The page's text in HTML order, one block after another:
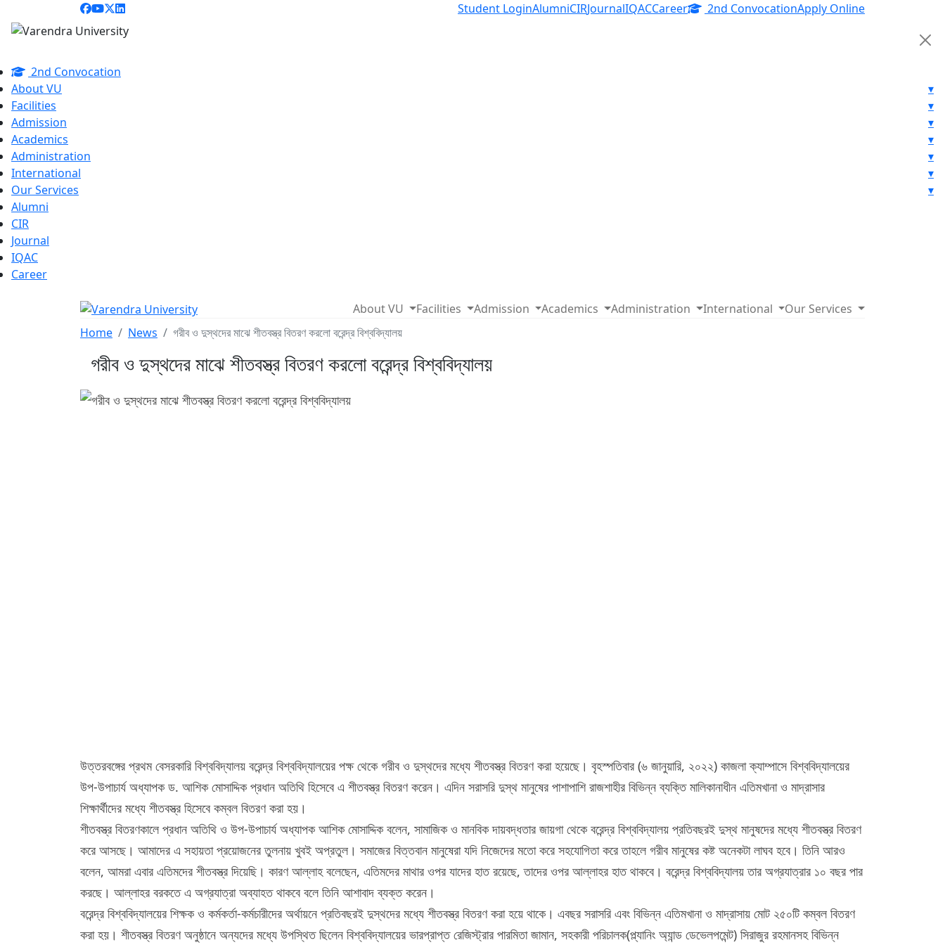
Student LoginAlumniCIRJournalIQACCareer 2nd ConvocationApply Online
2nd Convocation
About VU
▾
Facilities
▾
Admission
▾
Academics
▾
Administration
▾
International
▾
Our Services
▾
Alumni
CIR
Journal
IQAC
Career
About VU Facilities Admission Academics Administration International
Our Services
Home
News গরীব ও দুস্থদের মাঝে শীতবস্ত্র বিতরণ করলো বরেন্দ্র বিশ্ববিদ্যালয়
গরীব ও দুস্থদের মাঝে শীতবস্ত্র বিতরণ করলো বরেন্দ্র বিশ্ববিদ্যালয়
উত্তরবঙ্গের প্রথম বেসরকারি বিশ্ববিদ্যালয় বরেন্দ্র বিশ্ববিদ্যালয়ের পক্ষ থেকে গরীব ও দুস্থদের মধ্যে শীতবস্ত্র বিতরণ করা হয়েছে। বৃহস্পতিবার (৬ জানুয়ারি, ২০২২) কাজলা ক্যাম্পাসে বিশ্ববিদ্যালয়ের
উপ-উপাচার্য অধ্যাপক ড. আশিক মোসাদ্দিক প্রধান অতিথি হিসেবে এ শীতবস্ত্র বিতরণ করেন। এদিন সরাসরি দুস্থ মানুষের পাশাপাশি রাজশাহীর বিভিন্ন ব্যক্তি মালিকানাধীন এতিমখানা ও মাদ্রাসার
শিক্ষার্থীদের মধ্যে শীতবস্ত্র হিসেবে কম্বল বিতরণ করা হয়।
শীতবস্ত্র বিতরণকালে প্রধান অতিথি ও উপ-উপাচার্য অধ্যাপক আশিক মোসাদ্দিক বলেন, সামাজিক ও মানবিক দায়বদ্ধতার জায়গা থেকে বরেন্দ্র বিশ্ববিদ্যালয় প্রতিবছরই দুস্থ মানুষদের মধ্যে শীতবস্ত্র বিতরণ
করে আসছে। আমাদের এ সহায়তা প্রয়োজনের তুলনায় খুবই অপ্রতুল। সমাজের বিত্তবান মানুষেরা যদি নিজেদের মতো করে সহযোগিতা করে তাহলে গরীব মানুষের কষ্ট অনেকটা লাঘব হবে। তিনি আরও
বলেন, আমরা এবার এতিমদের শীতবস্ত্র দিয়েছি। কারণ আল্লাহ বলেছেন, এতিমদের মাথার ওপর যাদের হাত রয়েছে, তাদের ওপর আল্লাহর হাত থাকবে। বরেন্দ্র বিশ্ববিদ্যালয় তার অগ্রযাত্রার ১০ বছর পার
করছে। আল্লাহর বরকতে এ অগ্রযাত্রা অব্যাহত থাকবে বলে তিনি আশাবাদ ব্যক্ত করেন।
বরেন্দ্র বিশ্ববিদ্যালয়ের শিক্ষক ও কর্মকর্তা-কর্মচারীদের অর্থায়নে প্রতিবছরই দুস্থদের মধ্যে শীতবস্ত্র বিতরণ করা হয়ে থাকে। এবছর সরাসরি এবং বিভিন্ন এতিমখানা ও মাদ্রাসায় মোট ২৫০টি কম্বল বিতরণ
করা হয়। শীতবস্ত্র বিতরণ অনুষ্ঠানে অন্যদের মধ্যে উপস্থিত ছিলেন বিশ্ববিদ্যালয়ের ভারপ্রাপ্ত রেজিস্ট্রার পারমিতা জামান, সহকারী পরিচালক(প্ল্যানিং অ্যান্ড ডেভেলপমেন্ট) সিরাজুর রহমানসহ বিভিন্ন